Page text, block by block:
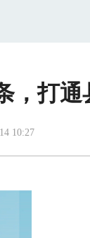
，打通
10:27